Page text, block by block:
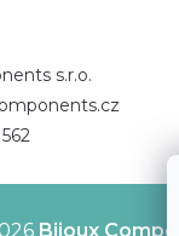
s.r.o.
Bijoux